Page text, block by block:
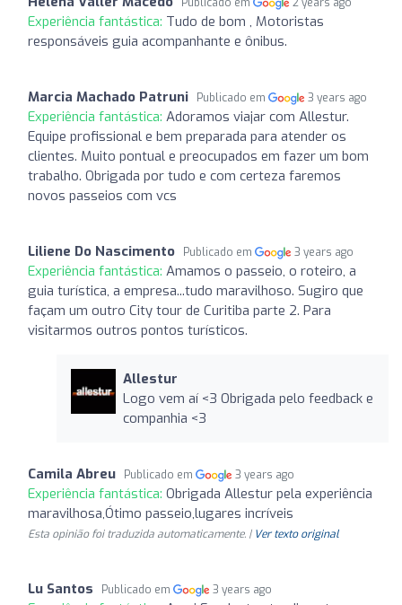
Experiência fantástica: Tudo de bom , Motoristas
responsáveis guia acompanhante e ônibus.
Marcia Machado Patruni Publicado em 3 years ago
Experiência fantástica: Adoramos viajar com Allestur.
Equipe profissional e bem preparada para atender os
clientes. Muito pontual e preocupados em fazer um bom
trabalho. Obrigada por tudo e com certeza faremos
novos passeios com vcs
Liliene Do Nascimento Publicado em 3 years ago
Experiência fantástica: Amamos o passeio, o roteiro, a
guia turística, a empresa...tudo maravilhoso. Sugiro que
façam um outro City tour de Curitiba parte 2. Para
visitarmos outros pontos turísticos.
Allestur
Logo vem aí <3 Obrigada pelo feedback e
companhia <3
Camila Abreu Publicado em 3 years ago
Experiência fantástica: Obrigada Allestur pela experiência
maravilhosa,Ótimo passeio,lugares incríveis
Esta opinião foi traduzida automaticamente. | Ver texto original
Lu Santos Publicado em 3 years ago